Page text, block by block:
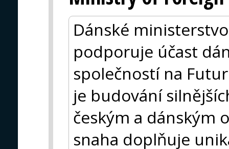
Dánské
podporuje účast
společností na
je budování
českým a dánským
snaha doplňuje